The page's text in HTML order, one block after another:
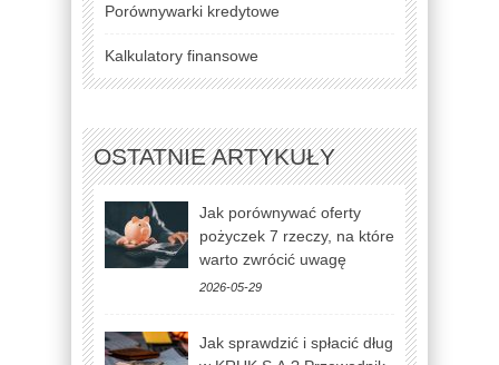
Porównywarki kredytowe
Kalkulatory finansowe
OSTATNIE ARTYKUŁY
Jak porównywać oferty
pożyczek 7 rzeczy, na które
warto zwrócić uwagę
2026-05-29
Jak sprawdzić i spłacić dług